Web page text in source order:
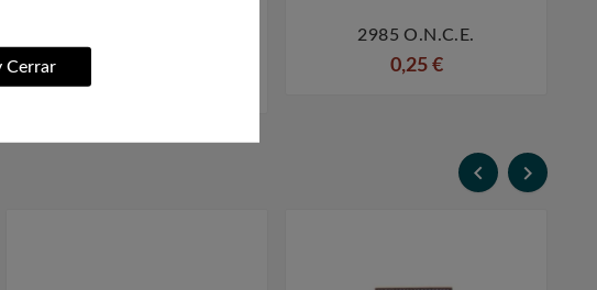
Cerrar
Ferrocarril En España
2985 O.N.C.E.
0,25 €
 